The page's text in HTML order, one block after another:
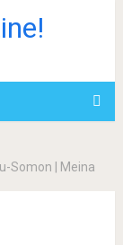
Somon | Meina